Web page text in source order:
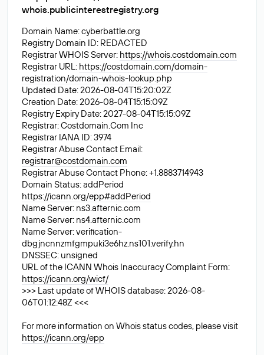
whois.publicinterestregistry.org
Domain Name: cyberbattle.org
Registry Domain ID: REDACTED
Registrar WHOIS Server: https://whois.costdomain.com
Registrar URL: https://costdomain.com/domain-
registration/domain-whois-lookup.php
Updated Date: 2026-08-04T15:20:02Z
Creation Date: 2026-08-04T15:15:09Z
Registry Expiry Date: 2027-08-04T15:15:09Z
Registrar: Costdomain.Com Inc
Registrar IANA ID: 3974
Registrar Abuse Contact Email:
registrar@costdomain.com
Registrar Abuse Contact Phone: +1.8883714943
Domain Status: addPeriod
https://icann.org/epp#addPeriod
Name Server: ns3.afternic.com
Name Server: ns4.afternic.com
Name Server: verification-
dbgjncnnzmfgmpuki3e6hz.ns101.verify.hn
DNSSEC: unsigned
URL of the ICANN Whois Inaccuracy Complaint Form:
https://icann.org/wicf/
>>> Last update of WHOIS database: 2026-08-
06T01:12:48Z <<<
For more information on Whois status codes, please visit
https://icann.org/epp